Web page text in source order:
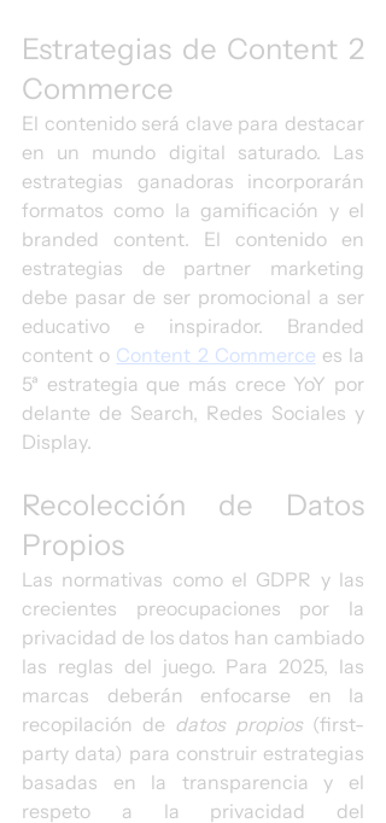
Estrategias de Content 2
Commerce
El contenido será clave para destacar
en un mundo digital saturado. Las
estrategias ganadoras incorporarán
formatos como la gamificación y el
branded content. El contenido en
estrategias de partner marketing
debe pasar de ser promocional a ser
educativo e inspirador. Branded
content o Content 2 Commerce es la
5ª estrategia que más crece YoY por
delante de Search, Redes Sociales y
Display.
Recolección de Datos
Propios
Las normativas como el GDPR y las
crecientes preocupaciones por la
privacidad de los datos han cambiado
las reglas del juego. Para 2025, las
marcas deberán enfocarse en la
recopilación de datos propios (first-
party data) para construir estrategias
basadas en la transparencia y el
respeto a la privacidad del